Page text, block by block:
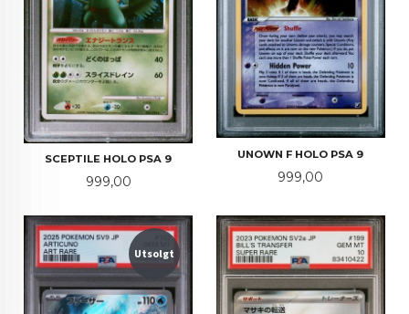
SCEPTILE HOLO PSA 9
Pris
999,00
UNOWN F HOLO PSA 9
Pris
999,00
Utsolgt